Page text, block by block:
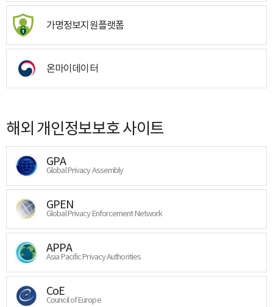
가명정보지원플랫폼
온마이데이터
해외 개인정보보호 사이트
GPA
Global Privacy Assembly
GPEN
Global Privacy Enforcement Network
APPA
Asia Pacific Privacy Authorities
CoE
Council of Europe